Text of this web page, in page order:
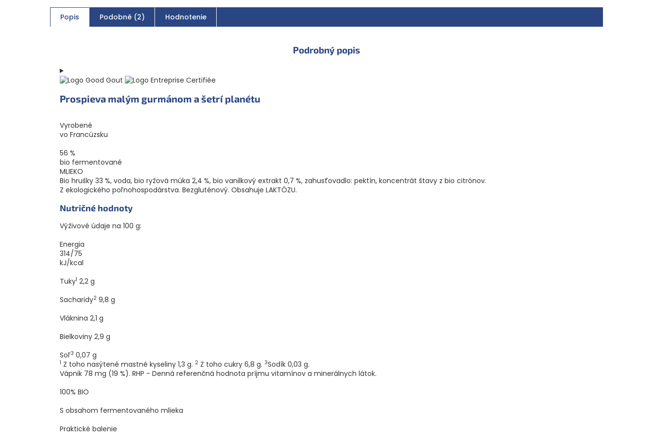
Popis Podobné (2) Hodnotenie
Podrobný popis
Prospieva malým gurmánom a šetrí planétu
Vyrobené
vo Francúzsku
56 %
bio fermentované
MLIEKO
Bio hrušky 33 %, voda, bio ryžová múka 2,4 %, bio vanilkový extrakt 0,7 %, zahusťovadlo: pektín, koncentrát štavy z bio citrónov.
Z ekologického poľnohospodárstva. Bezgluténový. Obsahuje LAKTÓZU.
Nutričné hodnoty
Výživové údaje na 100 g:
Energia
314/75
kJ/kcal
Tuky1 2,2 g
Sacharidy2 9,8 g
Vláknina 2,1 g
Bielkoviny 2,9 g
Soľ3 0,07 g
1 Z toho nasýtené mastné kyseliny 1,3 g. 2 Z toho cukry 6,8 g. 3Sodík 0,03 g.
Vápnik 78 mg (19 %). RHP - Denná referenčná hodnota príjmu vitamínov a minerálnych látok.
100% BIO
S obsahom fermentovaného mlieka
Praktické balenie